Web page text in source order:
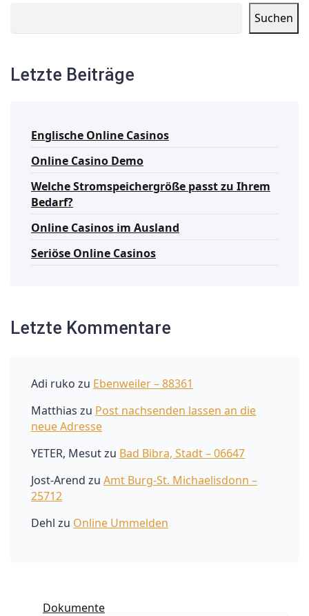
Suchen
Letzte Beiträge
Englische Online Casinos
Online Casino Demo
Welche Stromspeichergröße passt zu Ihrem
Bedarf?
Online Casinos im Ausland
Seriöse Online Casinos
Letzte Kommentare
Adi ruko zu Ebenweiler – 88361
Matthias zu Post nachsenden lassen an die
neue Adresse
YETER, Mesutzu Bad Bibra, Stadt – 06647
Jost-Arend zu Amt Burg-St. Michaelisdonn –
25712
Dehl zu Online Ummelden
Dokumente